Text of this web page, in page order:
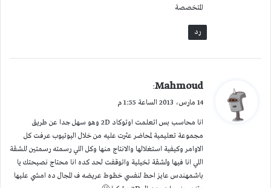
المتخصصة
رد
ي
ل
Mahmoud
:
14 مارس، 2013 الساعة 1:55 م
انا محاسب بس اتعلمت اوتوكاد 2D وهو سهل جدا عن طريق
مجموعة تعليمية لمحاضر عثرت عليه من خلال اليوتيوب عرفت كل
الاوامر وكيفية استغلالها والانتاج منها وكل اللي رسمته رسمتين للشقة
اللي انا فيها ولشقة تخيلية واتوقفت لحد كده انا محتاج نصيحتك يا
باشمهندس عايز احط لنفسي خطوط عريضه ف المجال ده امشي عليها